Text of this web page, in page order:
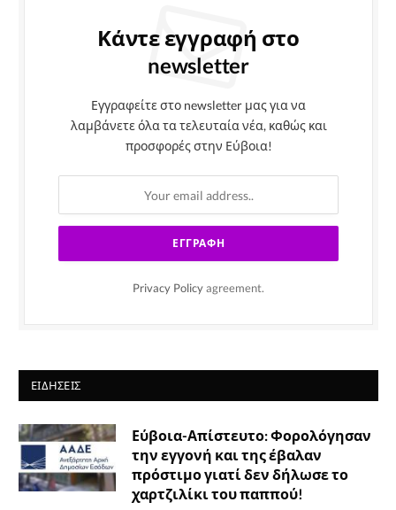
Κάντε εγγραφή στο
newsletter
Εγγραφείτε στο newsletter μας για να
λαμβάνετε όλα τα τελευταία νέα, καθώς και
προσφορές στην Εύβοια!
Privacy Policy agreement.
ΕΙΔΉΣΕΙΣ
Εύβοια-Απίστευτο: Φορολόγησαν
την εγγονή και της έβαλαν
πρόστιμο γιατί δεν δήλωσε το
χαρτζιλίκι του παππού!